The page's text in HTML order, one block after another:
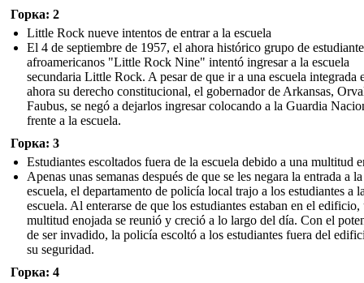
Горка: 2
Little Rock nueve intentos de entrar a la escuela
El 4 de septiembre de 1957, el ahora histórico grupo de
afroamericanos "Little Rock Nine" intentó ingresar a la escuela
secundaria Little Rock. A pesar de que ir a una escuela integrada
ahora su derecho constitucional, el gobernador de Arkansas,
Faubus, se negó a dejarlos ingresar colocando a la Guardia
frente a la escuela.
Горка: 3
Estudiantes escoltados fuera de la escuela debido a una multitud
Apenas unas semanas después de que se les negara la entrada a la
escuela, el departamento de policía local trajo a los estudiantes a
escuela. Al enterarse de que los estudiantes estaban en el edificio,
multitud enojada se reunió y creció a lo largo del día. Con el
de ser invadido, la policía escoltó a los estudiantes fuera del
su seguridad.
Горка: 4